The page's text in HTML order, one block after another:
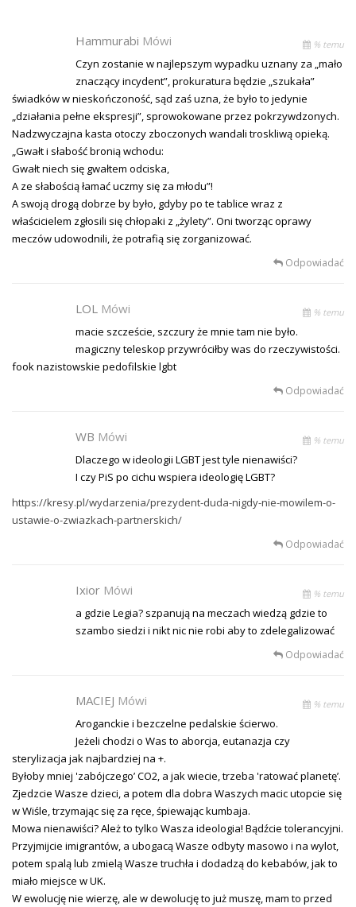
Hammurabi Mówi % temu
Czyn zostanie w najlepszym wypadku uznany za „mało
znaczący incydent”, prokuratura będzie „szukała”
świadków w nieskończoność, sąd zaś uzna, że było to jedynie
„działania pełne ekspresji”, sprowokowane przez pokrzywdzonych.
Nadzwyczajna kasta otoczy zboczonych wandali troskliwą opieką.
„Gwałt i słabość bronią wchodu:
Gwałt niech się gwałtem odciska,
A ze słabością łamać uczmy się za młodu”!
A swoją drogą dobrze by było, gdyby po te tablice wraz z
właścicielem zgłosili się chłopaki z „żylety”. Oni tworząc oprawy
meczów udowodnili, że potrafią się zorganizować.
Odpowiadać
LOL Mówi % temu
macie szczeście, szczury że mnie tam nie było.
magiczny teleskop przywróciłby was do rzeczywistości.
fook nazistowskie pedofilskie lgbt
Odpowiadać
WB Mówi % temu
Dlaczego w ideologii LGBT jest tyle nienawiści?
I czy PiS po cichu wspiera ideologię LGBT?
https://kresy.pl/wydarzenia/prezydent-duda-nigdy-nie-mowilem-o-
ustawie-o-zwiazkach-partnerskich/
Odpowiadać
Ixior Mówi % temu
a gdzie Legia? szpanują na meczach wiedzą gdzie to
szambo siedzi i nikt nic nie robi aby to zdelegalizować
Odpowiadać
MACIEJ Mówi % temu
Aroganckie i bezczelne pedalskie ścierwo.
Jeżeli chodzi o Was to aborcja, eutanazja czy
sterylizacja jak najbardziej na +.
Byłoby mniej 'zabójczego’ CO2, a jak wiecie, trzeba 'ratować planetę’.
Zjedzcie Wasze dzieci, a potem dla dobra Waszych macic utopcie się
w Wiśle, trzymając się za ręce, śpiewając kumbaja.
Mowa nienawiści? Ależ to tylko Wasza ideologia! Bądźcie tolerancyjni.
Przyjmijcie imigrantów, a ubogacą Wasze odbyty masowo i na wylot,
potem spalą lub zmielą Wasze truchła i dodadzą do kebabów, jak to
miało miejsce w UK.
W ewolucję nie wierzę, ale w dewolucję to już muszę, mam to przed